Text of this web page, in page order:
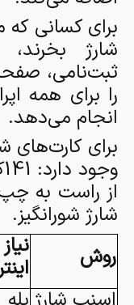
برای کسانی
شارژ
ثبت‌نامی،
را برای همه
انجام می‌دهد.
برای کارت‌های
شارژ شورانگیز.
روش